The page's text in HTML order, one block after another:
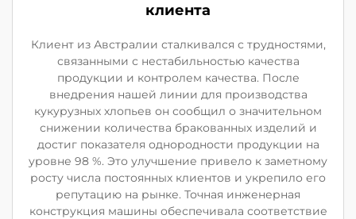
клиента
Клиент из Австралии сталкивался с трудностями,
связанными с нестабильностью качества
продукции и контролем качества. После
внедрения нашей линии для производства
кукурузных хлопьев он сообщил о значительном
снижении количества бракованных изделий и
достиг показателя однородности продукции на
уровне 98 %. Это улучшение привело к заметному
росту числа постоянных клиентов и укрепило его
репутацию на рынке. Точная инженерная
конструкция машины обеспечивала соответствие